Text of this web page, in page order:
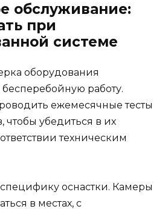
обслуживание:
при
системе
оборудования
бесперебойную работу.
ежемесячные тесты
чтобы убедиться в их
техническим
оснастки. Камеры
в местах, с